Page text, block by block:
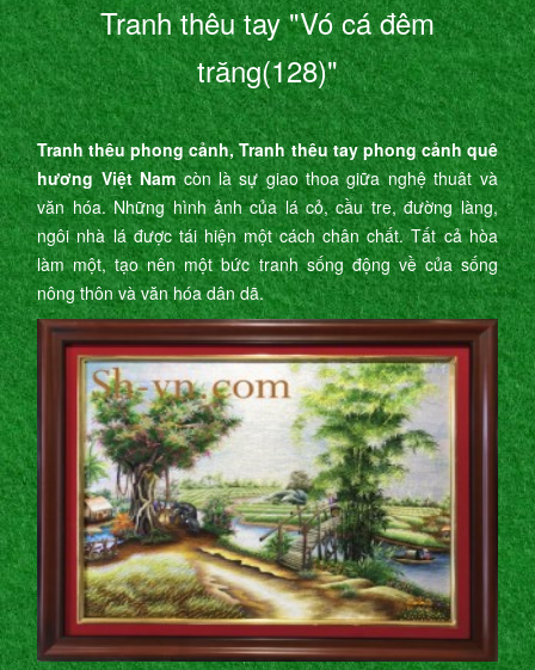
Tranh thêu tay "Vó cá đêm
trăng(128)"
Tranh thêu phong cảnh, Tranh thêu tay phong cảnh quê
hương Việt Namcòn là sự giao thoa giữa nghệ thuât và
văn hóa. Những hình ảnh của lá cỏ, cầu tre, đường làng,
ngôi nhà lá được tái hiện một cách chân chất. Tất cả hòa
làm một, tạo nên một bức tranh sống động về của sống
nông thôn và văn hóa dân dã.